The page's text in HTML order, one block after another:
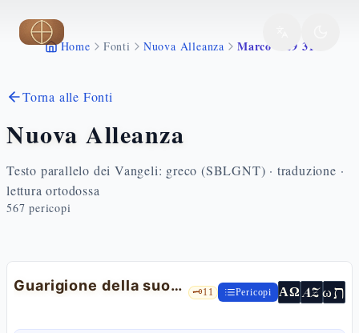
Vai al contenuto principale
Home Fonti Nuova Alleanza Marco 1 29 31
Torna alle Fonti
Nuova Alleanza
Testo parallelo dei Vangeli: greco (SBLGNT) · traduzione ·
lettura ortodossa
567 pericopi
Guarigione della suocera di Pietro 🗝️11 Pericopi ΑΩ AZωת